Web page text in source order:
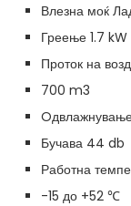
Влезна моќ
Греење 1.7 kW
Проток на
700 m3
Бучава 44 db
Работна
-15 до +52 ℃